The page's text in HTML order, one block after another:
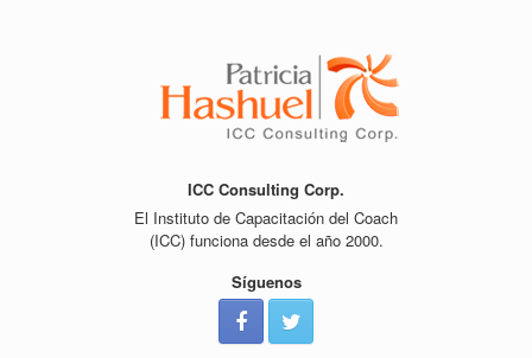
ICC Consulting Corp.
El Instituto de Capacitación del Coach
(ICC) funciona desde el año 2000.
Síguenos